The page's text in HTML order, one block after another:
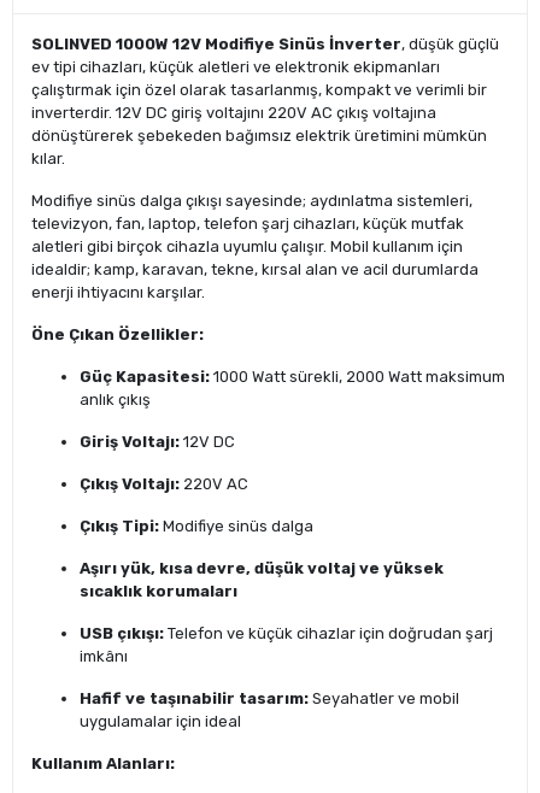
SOLINVED 1000W 12V Modifiye Sinüs İnverter, düşük güçlü
ev tipi cihazları, küçük aletleri ve elektronik ekipmanları
çalıştırmak için özel olarak tasarlanmış, kompakt ve verimli bir
inverterdir. 12V DC giriş voltajını 220V AC çıkış voltajına
dönüştürerek şebekeden bağımsız elektrik üretimini mümkün
kılar.
Modifiye sinüs dalga çıkışı sayesinde; aydınlatma sistemleri,
televizyon, fan, laptop, telefon şarj cihazları, küçük mutfak
aletleri gibi birçok cihazla uyumlu çalışır. Mobil kullanım için
idealdir; kamp, karavan, tekne, kırsal alan ve acil durumlarda
enerji ihtiyacını karşılar.
Öne Çıkan Özellikler:
Güç Kapasitesi: 1000 Watt sürekli, 2000 Watt maksimum
anlık çıkış
Giriş Voltajı: 12V DC
Çıkış Voltajı: 220V AC
Çıkış Tipi: Modifiye sinüs dalga
Aşırı yük, kısa devre, düşük voltaj ve yüksek
sıcaklık korumaları
USB çıkışı: Telefon ve küçük cihazlar için doğrudan şarj
imkânı
Hafif ve taşınabilir tasarım: Seyahatler ve mobil
uygulamalar için ideal
Kullanım Alanları: